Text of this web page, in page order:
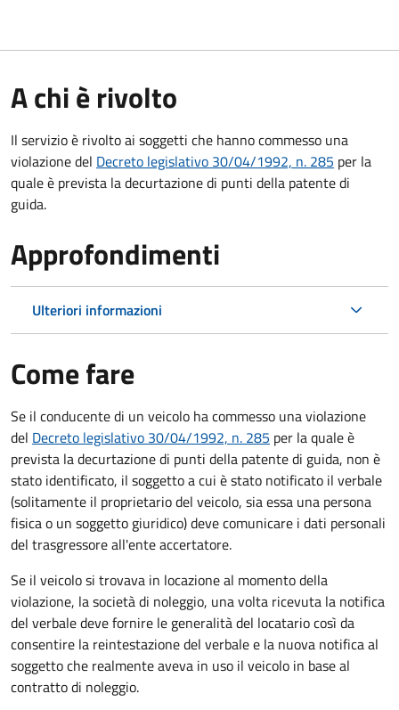
A chi è rivolto
Il servizio è rivolto ai soggetti che hanno commesso una
violazione del Decreto legislativo 30/04/1992, n. 285 per la
quale è prevista la decurtazione di punti della patente di
guida.
Approfondimenti
Ulteriori informazioni
Come fare
Se il conducente di un veicolo ha commesso una violazione
del Decreto legislativo 30/04/1992, n. 285 per la quale è
prevista la decurtazione di punti della patente di guida, non è
stato identificato, il soggetto a cui è stato notificato il verbale
(solitamente il proprietario del veicolo, sia essa una persona
fisica o un soggetto giuridico) deve comunicare i dati personali
del trasgressore all'ente accertatore.
Se il veicolo si trovava in locazione al momento della
violazione, la società di noleggio, una volta ricevuta la notifica
del verbale deve fornire le generalità del locatario così da
consentire la reintestazione del verbale e la nuova notifica al
soggetto che realmente aveva in uso il veicolo in base al
contratto di noleggio.